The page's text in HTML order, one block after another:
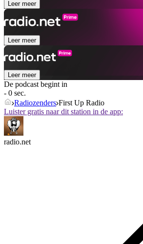
Leer meer
Leer meer
Leer meer
De podcast begint in
- 0 sec.
Radiozenders First Up Radio
Luister gratis naar dit station in de app:
radio.net